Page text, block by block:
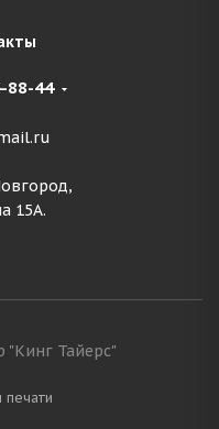
88-44
15А.
Тайерс"
печати